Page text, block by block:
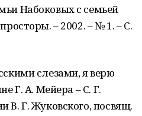
Набоковых с семьей
– 2002. – № 1. – С.
слезами, я верю
Г. А. Мейера – С. Г.
В. Г. Жуковского, посвящ.